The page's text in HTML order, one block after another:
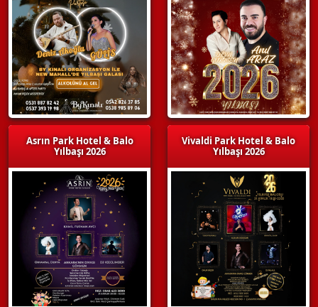
Asrın Park Hotel & Balo
Yılbaşı 2026
Vivaldi Park Hotel & Balo
Yılbaşı 2026